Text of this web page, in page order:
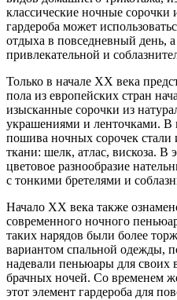
классические ночные
гардероба может
отдыха в повседневный день,
привлекательной и
Только в начале ХХ века
пола из европейских стран
изысканные сорочки из
украшениями и ленточками. В
пошива ночных сорочек стали
ткани: шелк, атлас, вискоза. В
цветовое разнообразие
с тонкими бретелями и
Начало ХХ века также
современного ночного
таких нарядов были более
вариантом спальной одежды,
надевали пеньюары для своих
брачных ночей. Со временем
этот элемент гардероба для